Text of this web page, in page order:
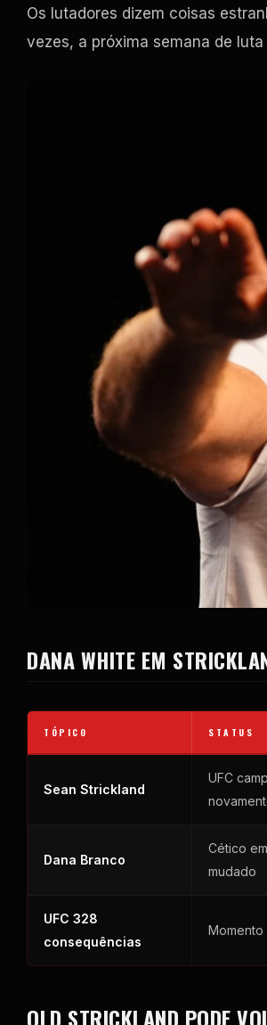
Os lutadores dizem coisas
vezes, a próxima semana de
DANA WHITE EM
TÓPICO STATUS
Sean Strickland
UFC
Dana Branco
Cético
mudado
UFC 328
consequências
Momento
OLD STRICKLAND PODE